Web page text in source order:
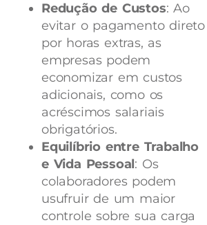
Redução de Custos: Ao
evitar o pagamento direto
por horas extras, as
empresas podem
economizar em custos
adicionais, como os
acréscimos salariais
obrigatórios.
Equilíbrio entre Trabalho
e Vida Pessoal: Os
colaboradores podem
usufruir de um maior
controle sobre sua carga